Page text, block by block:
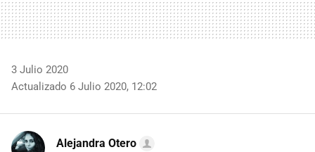
3 Julio 2020
Actualizado 6 Julio 2020, 12:02
Alejandra Otero